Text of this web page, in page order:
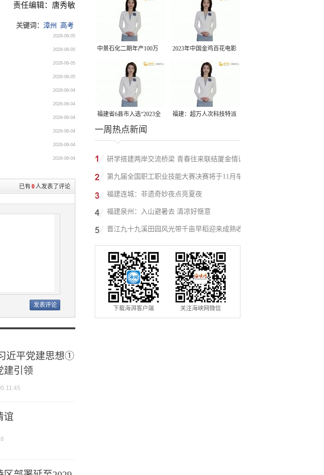
责任编辑：唐秀敏
关键词： 漳州
高考
2026-06-05
2026-06-05
2026-06-05
2026-06-05
2026-06-04
2026-06-04
2026-06-04
2026-06-04
2026-06-04
2026-06-04
已有0 人发表了评论
近平党建思想①
建引领
11:45
谊
中景石化二期年产100万
吨丙烷脱氢项目建成中交
2023年中国金鸡百花电影
节有福电影巡展31日启动
福建省6县市入选“2023全
国县域发展潜力百强县”
福建：超万人次科技特派
一周热点新闻
研学搭建两岸交流桥梁 青春往来联结厦金情谊
第九届全国职工职业技能大赛决赛将于11月举
行
福建连城：非遗奇妙夜点亮夏夜
福建泉州：入山避暑去 清凉好惬意
晋江九十九溪田园风光带千亩早稻迎来成熟收
割季
下载海湃客户端 关注海峡网微信